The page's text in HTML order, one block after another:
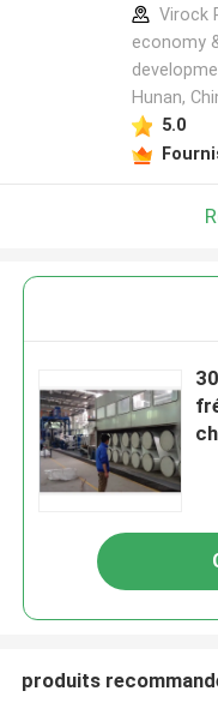
fabricant
Virock
economy
Hunan,
5.0
produits